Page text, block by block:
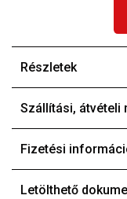
Részletek
Szállítási, átvételi
Fizetési
Letölthető